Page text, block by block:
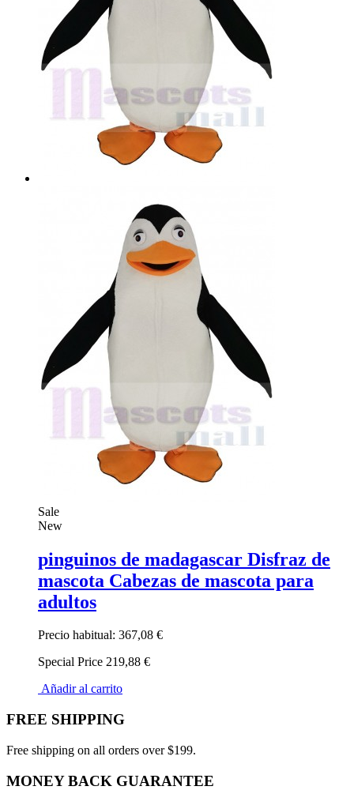
Sale
New
pinguinos de madagascar Disfraz de
mascota Cabezas de mascota para
adultos
Precio habitual: 367,08 €
Special Price 219,88 €
Añadir al carrito
FREE SHIPPING
Free shipping on all orders over $199.
MONEY BACK GUARANTEE